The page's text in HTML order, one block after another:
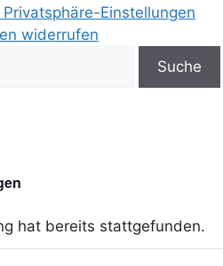
Einstellungen
widerrufen
hat bereits stattgefunden.